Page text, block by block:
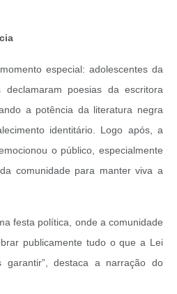
especial: adolescentes da
declamaram poesias da escritora
a potência da literatura negra
identitário. Logo após, a
o público, especialmente
comunidade para manter viva a
festa política, onde a comunidade
publicamente tudo o que a Lei
garantir”, destaca a narração do